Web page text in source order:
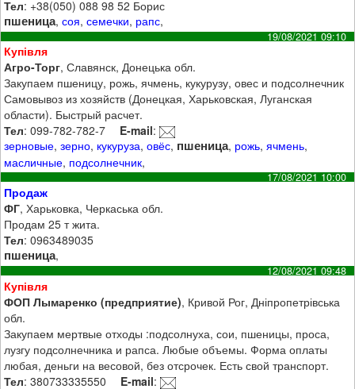
Тел: +38(050) 088 98 52 Борис
пшеница,соя,семечки, рапс,
19/08/2021 09:10
Купівля
Агро-Торг, Славянск, Донецька обл.
Закупаем пшеницу, рожь, ячмень, кукурузу, овес и подсолнечник
Самовывоз из хозяйств (Донецкая, Харьковская, Луганская
области). Быстрый расчет.
Тел: 099-782-782-7 E-mail:
зерновые,зерно, кукуруза,овёс, пшеница, рожь,ячмень,
масличные, подсолнечник,
17/08/2021 10:00
Продаж
ФГ, Харьковка, Черкаська обл.
Продам 25 т жита.
Тел: 0963489035
пшеница,
12/08/2021 09:48
Купівля
ФОП Лымаренко (предприятие), Кривой Рог, Дніпропетрівська
обл.
Закупаем мертвые отходы :подсолнуха, сои, пшеницы, проса,
лузгу подсолнечника и рапса. Любые объемы. Форма оплаты
любая, деньги на весовой, без отсрочек. Есть свой транспорт.
Тел: 380733335550 E-mail: